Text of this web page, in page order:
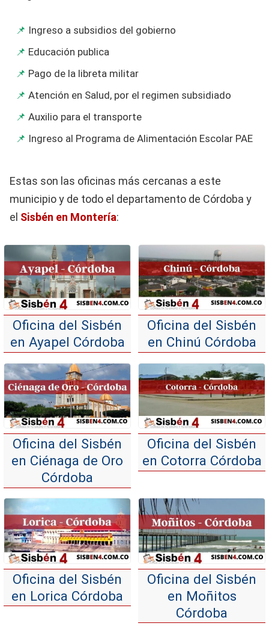
Ingreso a subsidios del gobierno
Educación publica
Pago de la libreta militar
Atención en Salud, por el regimen subsidiado
Auxilio para el transporte
Ingreso al Programa de Alimentación Escolar PAE
Estas son las oficinas más cercanas a este
municipio y de todo el departamento de Córdoba y
el Sisbén en Montería:
Oficina del Sisbén
en Ayapel Córdoba
Oficina del Sisbén
en Chinú Córdoba
Oficina del Sisbén
en Ciénaga de Oro
Córdoba
Oficina del Sisbén
en Cotorra Córdoba
Oficina del Sisbén
en Lorica Córdoba
Oficina del Sisbén
en Moñitos
Córdoba